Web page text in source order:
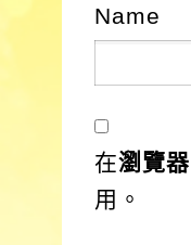
Name
在瀏覽器
用。